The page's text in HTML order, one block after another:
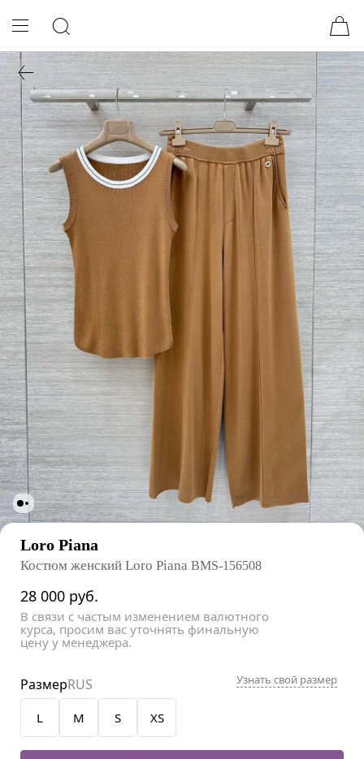
Loro Piana
Костюм женский Loro Piana BMS-156508
28 000 руб.
В связи с частым изменением валютного
курса, просим вас уточнять финальную
цену у менеджера.
L M S XS
РазмерRUS Узнать свой размер